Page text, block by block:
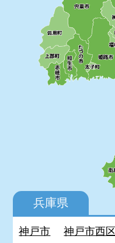
兵庫県
神戸市 神戸市西区